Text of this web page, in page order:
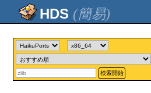
(簡易)
検索開始